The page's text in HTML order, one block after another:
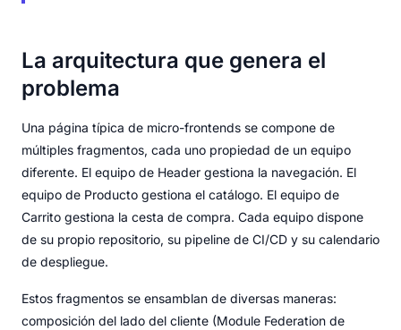
La arquitectura que genera el
problema
Una página típica de micro-frontends se compone de
múltiples fragmentos, cada uno propiedad de un equipo
diferente. El equipo de Header gestiona la navegación. El
equipo de Producto gestiona el catálogo. El equipo de
Carrito gestiona la cesta de compra. Cada equipo dispone
de su propio repositorio, su pipeline de CI/CD y su calendario
de despliegue.
Estos fragmentos se ensamblan de diversas maneras:
composición del lado del cliente (Module Federation de